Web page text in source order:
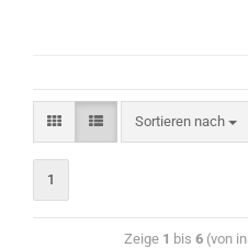
Sortieren nach
1
Zeige 1 bis 6(von